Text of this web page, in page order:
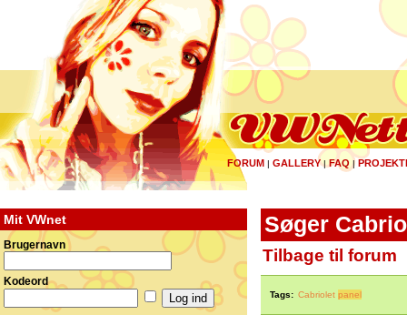
FORUM | GALLERY|FAQ |
Mit VWnet
Brugernavn
Kodeord
Søger
Tilbage til forum
Tags: Cabriolet panel